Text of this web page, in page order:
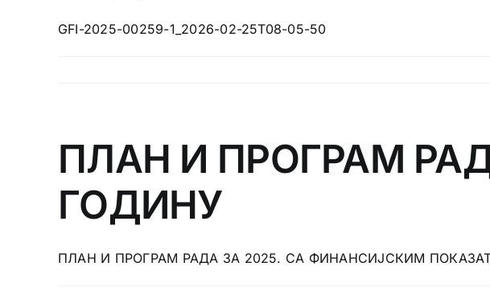
GFI-2025-00259-1_2026-02-25T08-05-50
ПЛАН И ПРОГРАМ
ГОДИНУ
ПЛАН И ПРОГРАМ РАДА ЗА 2025. СА ФИНАНСИЈСКИМ